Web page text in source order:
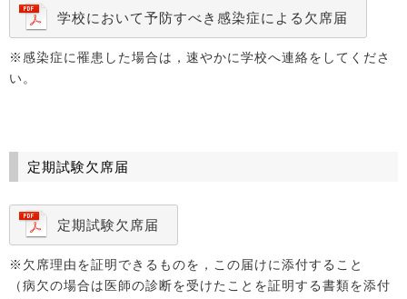
学校において予防すべき感染症による欠席届
※感染症に罹患した場合は，速やかに学校へ連絡をしてくださ
い。
定期試験欠席届
定期試験欠席届
※欠席理由を証明できるものを，この届けに添付すること
（病欠の場合は医師の診断を受けたことを証明する書類を添付